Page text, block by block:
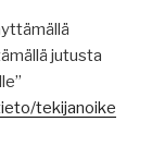
jutusta
tekijanoike